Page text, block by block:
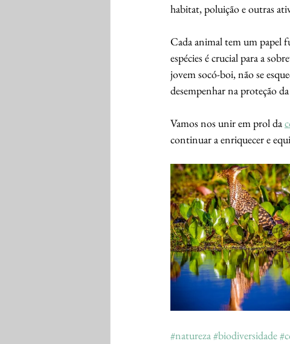
habitat, poluição e outras
Cada animal tem um papel
espécies é crucial para a
jovem socó-boi, não se
desempenhar na proteção
Vamos nos unir em prol da
continuar a enriquecer e
#natureza#biodiversidade